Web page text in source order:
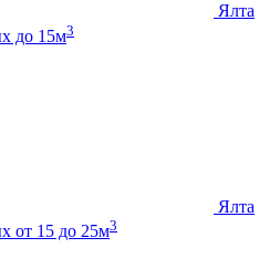
Ялта
до 15м3
Ялта
от 15 до 25м3